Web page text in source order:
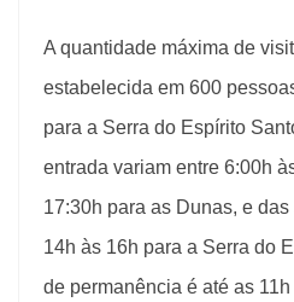
A quantidade máxima de
estabelecida em 600
para a Serra do Espírito
entrada variam entre 6:00h
17:30h para as Dunas, e
14h às 16h para a Serra do
de permanência é até as